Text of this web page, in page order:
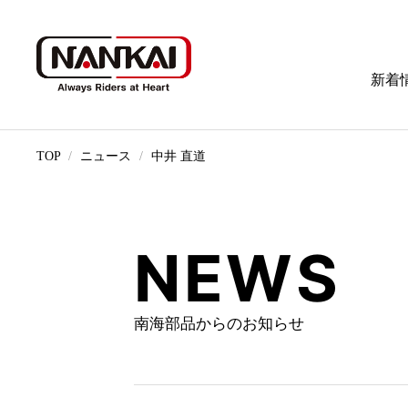
新着
TOP ニュース 中井 直道
NEWS
南海部品からのお知らせ